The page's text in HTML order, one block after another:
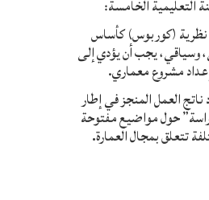
التعليمية الخامسة:
(كوربوس) كأساس
يجب أن يؤدي إلى
مشروع معماري.
ناتج العمل المنجز في إطار
حول مواضيع مفتوحة
تتعلق بمجال العمارة.